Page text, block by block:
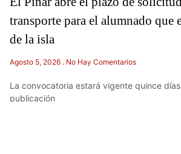
transporte para el alumnado que
de la isla
Agosto 5, 2026 No Hay Comentarios
La convocatoria estará vigente quince
publicación